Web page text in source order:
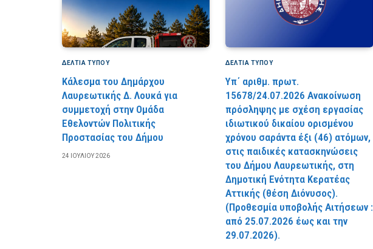
ΔΕΛΤΙΑ ΤΥΠΟΥ
Κάλεσμα του Δημάρχου
Λαυρεωτικής Δ. Λουκά για
συμμετοχή στην Ομάδα
Εθελοντών Πολιτικής
Προστασίας του Δήμου
24 ΙΟΥΛΊΟΥ 2026
ΔΕΛΤΙΑ ΤΥΠΟΥ
Υπ΄ αριθμ. πρωτ.
15678/24.07.2026 Ανακοίνωση
πρόσληψης με σχέση εργασίας
ιδιωτικού δικαίου ορισμένου
χρόνου σαράντα έξι (46) ατόμων,
στις παιδικές κατασκηνώσεις
του Δήμου Λαυρεωτικής, στη
Δημοτική Ενότητα Κερατέας
Αττικής (θέση Διόνυσος).
(Προθεσμία υποβολής Αιτήσεων :
από 25.07.2026 έως και την
29.07.2026).